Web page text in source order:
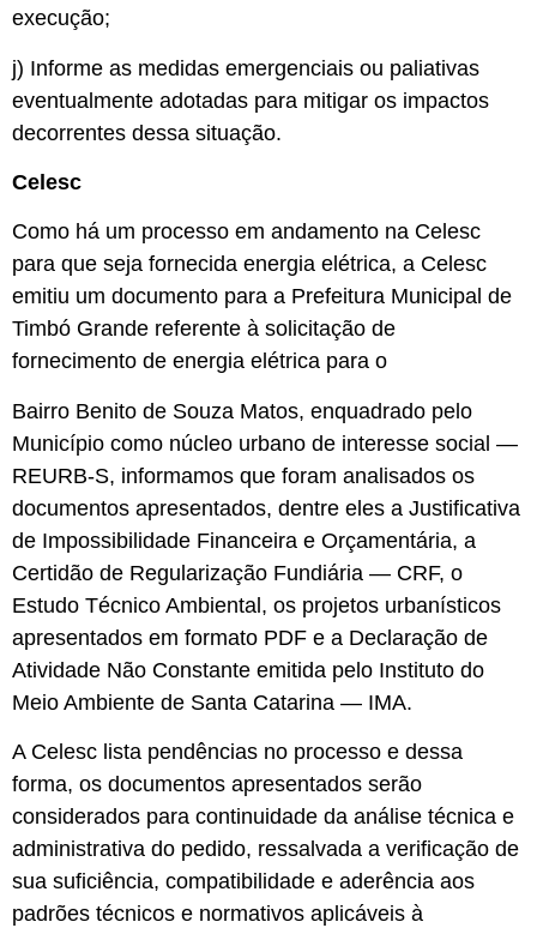
execução;
j) Informe as medidas emergenciais ou paliativas
eventualmente adotadas para mitigar os impactos
decorrentes dessa situação.
Celesc
Como há um processo em andamento na Celesc
para que seja fornecida energia elétrica, a Celesc
emitiu um documento para a Prefeitura Municipal de
Timbó Grande referente à solicitação de
fornecimento de energia elétrica para o
Bairro Benito de Souza Matos, enquadrado pelo
Município como núcleo urbano de interesse social —
REURB-S, informamos que foram analisados os
documentos apresentados, dentre eles a Justificativa
de Impossibilidade Financeira e Orçamentária, a
Certidão de Regularização Fundiária — CRF, o
Estudo Técnico Ambiental, os projetos urbanísticos
apresentados em formato PDF e a Declaração de
Atividade Não Constante emitida pelo Instituto do
Meio Ambiente de Santa Catarina — IMA.
A Celesc lista pendências no processo e dessa
forma, os documentos apresentados serão
considerados para continuidade da análise técnica e
administrativa do pedido, ressalvada a verificação de
sua suficiência, compatibilidade e aderência aos
padrões técnicos e normativos aplicáveis à